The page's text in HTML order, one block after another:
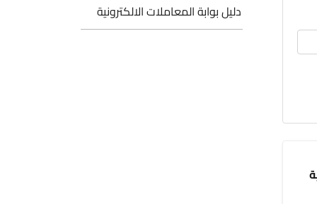
دليل بوابة المعاملات الالكترونية